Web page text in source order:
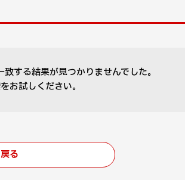
する結果が見つかりませんでした。
お試しください。
る